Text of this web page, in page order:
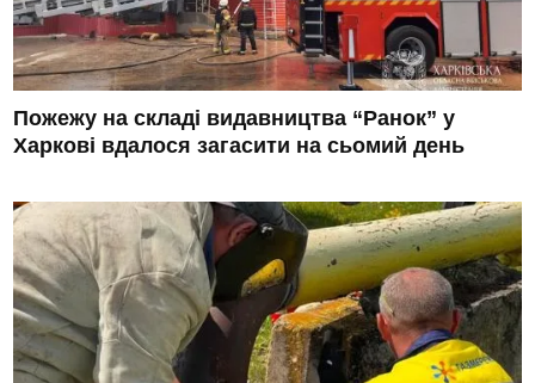
Пожежу на складі видавництва “Ранок” у
Харкові вдалося загасити на сьомий день